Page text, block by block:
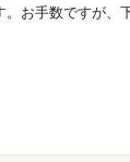
お手数ですが、